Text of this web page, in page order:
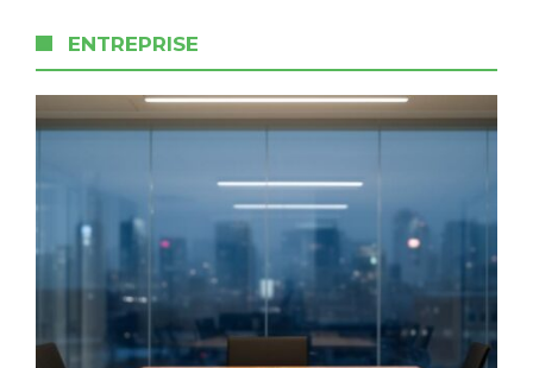
ENTREPRISE